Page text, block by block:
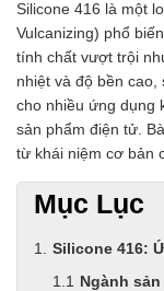
Silicone 416 là một
Vulcanizing) phổ
tính chất vượt trội
nhiệt và độ bền
cho nhiều ứng dụng
sản phẩm điện tử.
từ khái niệm cơ bản
Mục Lục
Silicone 416:
Ngành